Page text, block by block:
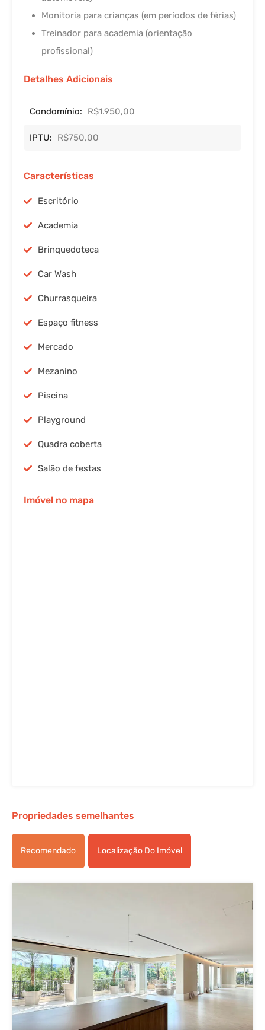
Monitoria para crianças (em períodos de férias)
Treinador para academia (orientação
profissional)
Detalhes Adicionais
Condomínio: R$1.950,00
IPTU: R$750,00
Características
Escritório
Academia
Brinquedoteca
Car Wash
Churrasqueira
Espaço fitness
Mercado
Mezanino
Piscina
Playground
Quadra coberta
Salão de festas
Imóvel no mapa
Propriedades semelhantes
Recomendado Localização Do Imóvel